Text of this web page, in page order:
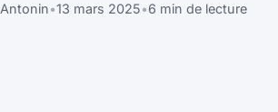
Antonin•13 mars 2025•6 min de lecture